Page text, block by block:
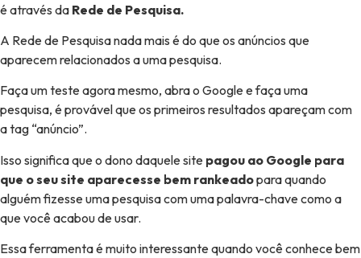
é através da Rede de Pesquisa.
A Rede de Pesquisa nada mais é do que os anúncios que
aparecem relacionados a uma pesquisa.
Faça um teste agora mesmo, abra o Google e faça uma
pesquisa, é provável que os primeiros resultados apareçam com
a tag “anúncio”.
Isso significa que o dono daquele site pagou ao Google para
que o seu site aparecesse bem rankeadopara quando
alguém fizesse uma pesquisa com uma palavra-chave como a
que você acabou de usar.
Essa ferramenta é muito interessante quando você conhece bem